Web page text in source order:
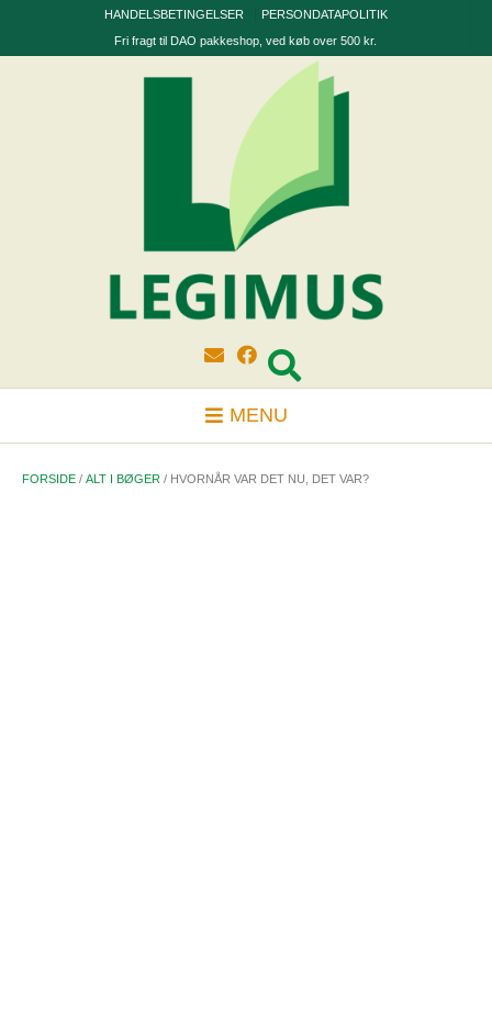
HANDELSBETINGELSER
PERSONDATAPOLITIK
Fri fragt til DAO pakkeshop, ved køb over 500 kr.
MENU
FORSIDE / ALT I BØGER / HVORNÅR VAR DET NU, DET VAR?